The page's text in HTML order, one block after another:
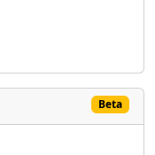
Beta